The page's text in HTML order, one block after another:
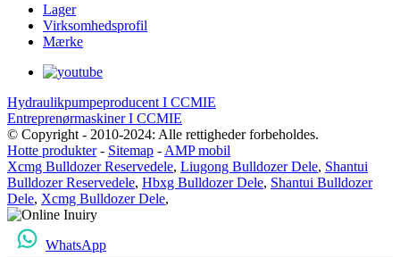
Lager
Virksomhedsprofil
Mærke
Hydraulikpumpeproducent I CCMIE
Entreprenørmaskiner I CCMIE
© Copyright - 2010-2024: Alle rettigheder forbeholdes.
Hotte produkter- Sitemap - AMP mobil
Xcmg Bulldozer Reservedele, Liugong Bulldozer Dele, Shantui
Bulldozer Reservedele, Hbxg Bulldozer Dele, Shantui Bulldozer
Dele, Xcmg Bulldozer Dele,
WhatsApp